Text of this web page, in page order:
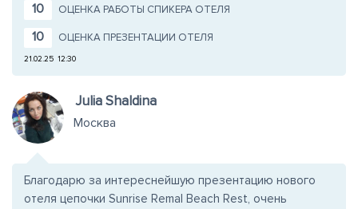
10 ОЦЕНКА РАБОТЫ СПИКЕРА ОТЕЛЯ
10 ОЦЕНКА ПРЕЗЕНТАЦИИ ОТЕЛЯ
12:30
21.02.25
Julia Shaldina
Москва
Благодарю за интереснейшую презентацию нового
отеля цепочки Sunrise Remal Beach Rest, очень